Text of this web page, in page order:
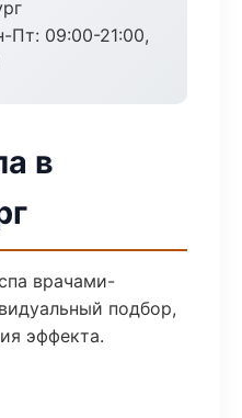
Пт: 09:00-21:00,
в
врачами-
подбор,
эффекта.